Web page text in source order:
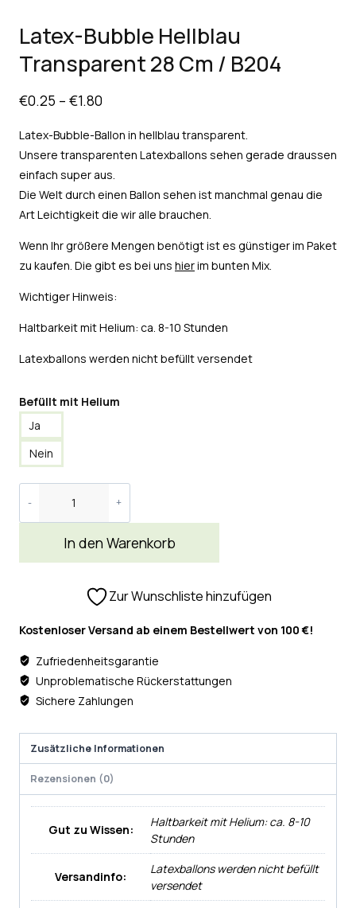
Latex-Bubble Hellblau
Transparent 28 Cm / B204
€0.25 – €1.80
Latex-Bubble-Ballon in hellblau transparent.
Unsere transparenten Latexballons sehen gerade draussen
einfach super aus.
Die Welt durch einen Ballon sehen ist manchmal genau die
Art Leichtigkeit die wir alle brauchen.
Wenn Ihr größere Mengen benötigt ist es günstiger im Paket
zu kaufen. Die gibt es bei uns hierim bunten Mix.
Wichtiger Hinweis:
Haltbarkeit mit Helium: ca. 8-10 Stunden
Latexballons werden nicht befüllt versendet
Befüllt mit Helium
Ja
Nein
In den Warenkorb
Zur Wunschliste hinzufügen
Kostenloser Versand ab einem Bestellwert von 100 €!
Zufriedenheitsgarantie
Unproblematische Rückerstattungen
Sichere Zahlungen
Zusätzliche Informationen
Rezensionen (0)
Gut zu Wissen:
Haltbarkeit mit Helium: ca. 8-10
Stunden
Versandinfo:
Latexballons werden nicht befüllt
versendet